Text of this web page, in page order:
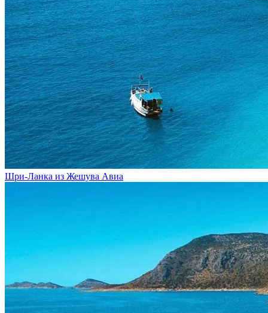
Шри-Ланка из Жешува Авиа